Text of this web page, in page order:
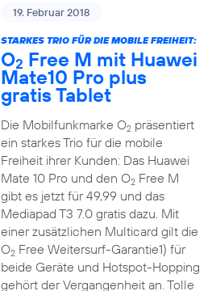
19. Februar 2018
STARKES TRIO FÜR DIE MOBILE FREIHEIT:
O2 Free M mit Huawei
Mate10 Pro plus
gratis Tablet
Die Mobilfunkmarke O2präsentiert
ein starkes Trio für die mobile
Freiheit ihrer Kunden: Das Huawei
Mate 10 Pro und den O2Free M
gibt es jetzt für 49,99 und das
Mediapad T3 7.0 gratis dazu. Mit
einer zusätzlichen Multicard gilt die
O2Free Weitersurf-Garantie1) für
beide Geräte und Hotspot-Hopping
gehört der Vergangenheit an. Tolle